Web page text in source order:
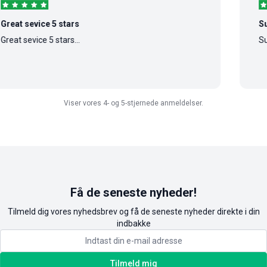
5 stars
5 stars...
Super
Super
Viser vores 4- og 5-stjernede anmeldelser.
Få de seneste nyheder!
Tilmeld dig vores nyhedsbrev og få de seneste nyheder direkte i din
indbakke
Tilmeld mig